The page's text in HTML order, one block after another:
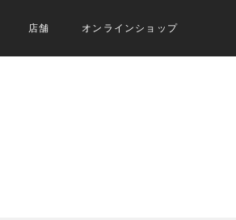
店舗 オンラインショップ